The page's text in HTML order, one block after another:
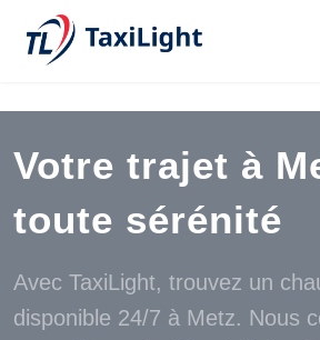
Votre trajet à
toute sérénité
Avec TaxiLight, trouvez un
disponible 24/7 à Metz. Nous